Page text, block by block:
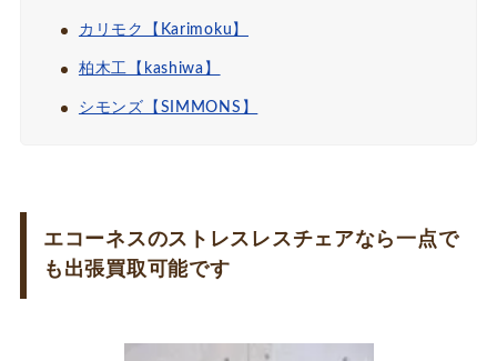
カリモク【Karimoku】
柏木工【kashiwa】
シモンズ【SIMMONS】
エコーネスのストレスレスチェアなら一点で
も出張買取可能です